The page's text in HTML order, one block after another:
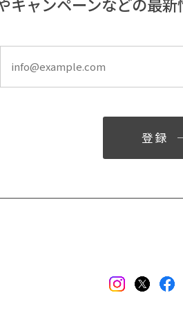
登録